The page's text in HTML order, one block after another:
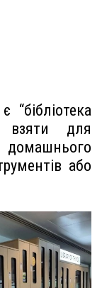
“бібліотека
взяти для
домашнього
або